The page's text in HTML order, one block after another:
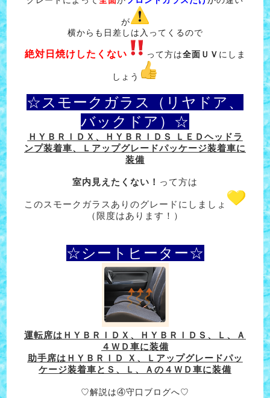
が
横からも日差しは入ってくるので
絶対日焼けしたくない って方は全面ＵＶ にしま
しょう
☆スモークガラス（リヤドア、
バックドア）☆
ＨＹＢＲＩＤＸ、ＨＹＢＲＩＤＳ ＬＥＤヘッドラ
ンプ装着車、Ｌアップグレードパッケージ装着車に
装備
室内見えたくない！ って方は
このスモークガラスありのグレードにしましょ
（限度はあります！）
☆シートヒーター☆
運転席はＨＹＢＲＩＤＸ、ＨＹＢＲＩＤＳ、Ｌ、Ａ
４ＷＤ車に装備
助手席はＨＹＢＲＩＤ Ｘ、Ｌアップグレードパッ
ケージ装着車とＳ、Ｌ、Ａの４ＷＤ車に装備
♡解説は④守口ブログへ♡